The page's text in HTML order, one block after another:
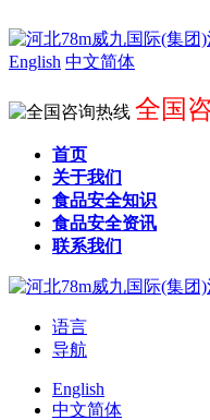
English 中文简体
全国
首页
关于我们
食品安全知识
食品安全资讯
联系我们
语言
导航
English
中文简体